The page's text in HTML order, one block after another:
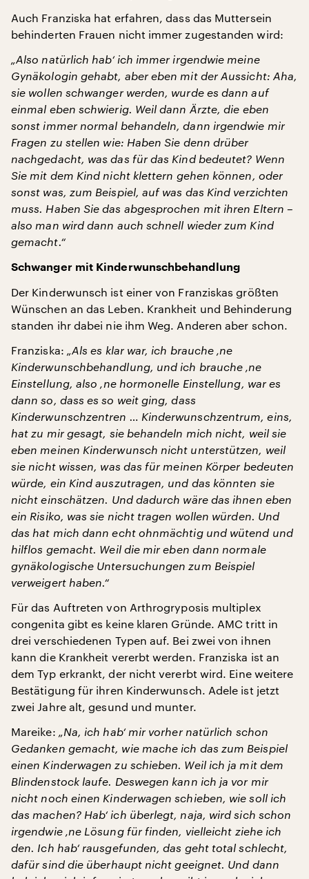
Auch Franziska hat erfahren, dass das Muttersein
behinderten Frauen nicht immer zugestanden wird:
„Also natürlich hab‘ ich immer irgendwie meine
Gynäkologin gehabt, aber eben mit der Aussicht: Aha,
sie wollen schwanger werden, wurde es dann auf
einmal eben schwierig. Weil dann Ärzte, die eben
sonst immer normal behandeln, dann irgendwie mir
Fragen zu stellen wie: Haben Sie denn drüber
nachgedacht, was das für das Kind bedeutet? Wenn
Sie mit dem Kind nicht klettern gehen können, oder
sonst was, zum Beispiel, auf was das Kind verzichten
muss. Haben Sie das abgesprochen mit ihren Eltern –
also man wird dann auch schnell wieder zum Kind
gemacht.“
Schwanger mit Kinderwunschbehandlung
Der Kinderwunsch ist einer von Franziskas größten
Wünschen an das Leben. Krankheit und Behinderung
standen ihr dabei nie ihm Weg. Anderen aber schon.
Franziska: „Als es klar war, ich brauche ‚ne
Kinderwunschbehandlung, und ich brauche ‚ne
Einstellung, also ‚ne hormonelle Einstellung, war es
dann so, dass es so weit ging, dass
Kinderwunschzentren … Kinderwunschzentrum, eins,
hat zu mir gesagt, sie behandeln mich nicht, weil sie
eben meinen Kinderwunsch nicht unterstützen, weil
sie nicht wissen, was das für meinen Körper bedeuten
würde, ein Kind auszutragen, und das könnten sie
nicht einschätzen. Und dadurch wäre das ihnen eben
ein Risiko, was sie nicht tragen wollen würden. Und
das hat mich dann echt ohnmächtig und wütend und
hilflos gemacht. Weil die mir eben dann normale
gynäkologische Untersuchungen zum Beispiel
verweigert haben.“
Für das Auftreten von Arthrogryposis multiplex
congenita gibt es keine klaren Gründe. AMC tritt in
drei verschiedenen Typen auf. Bei zwei von ihnen
kann die Krankheit vererbt werden. Franziska ist an
dem Typ erkrankt, der nicht vererbt wird. Eine weitere
Bestätigung für ihren Kinderwunsch. Adele ist jetzt
zwei Jahre alt, gesund und munter.
Mareike: „Na, ich hab‘ mir vorher natürlich schon
Gedanken gemacht, wie mache ich das zum Beispiel
einen Kinderwagen zu schieben. Weil ich ja mit dem
Blindenstock laufe. Deswegen kann ich ja vor mir
nicht noch einen Kinderwagen schieben, wie soll ich
das machen? Hab‘ ich überlegt, naja, wird sich schon
irgendwie ‚ne Lösung für finden, vielleicht ziehe ich
den. Ich hab‘ rausgefunden, das geht total schlecht,
dafür sind die überhaupt nicht geeignet. Und dann